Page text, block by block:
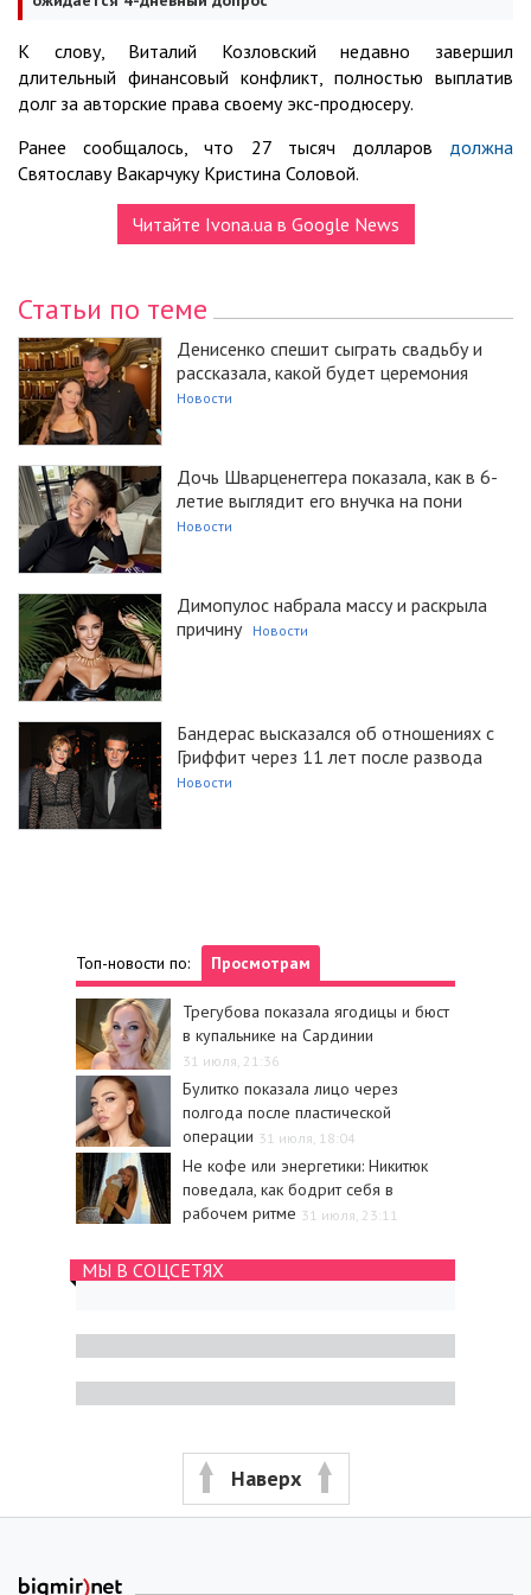
К слову, Виталий Козловский недавно завершил
длительный финансовый конфликт, полностью выплатив
долг за авторские права своему экс-продюсеру.
Ранее сообщалось, что 27 тысяч долларов должна
Святославу Вакарчуку Кристина Соловой.
Читайте Ivona.ua в Google News
Статьи по теме
Денисенко спешит сыграть свадьбу и
рассказала, какой будет церемония
Новости
Дочь Шварценеггера показала, как в 6-
летие выглядит его внучка на пони
Новости
Димопулос набрала массу и раскрыла
причину
Новости
Бандерас высказался об отношениях с
Гриффит через 11 лет после развода
Новости
Топ-новости по: Просмотрам
Трегубова показала ягодицы и бюст
в купальнике на Сардинии
31 июля, 21:36
Булитко показала лицо через
полгода после пластической
операции 31 июля, 18:04
Не кофе или энергетики: Никитюк
поведала, как бодрит себя в
рабочем ритме 31 июля, 23:11
МЫ В СОЦСЕТЯХ
Наверх